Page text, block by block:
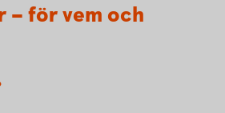
– för vem och